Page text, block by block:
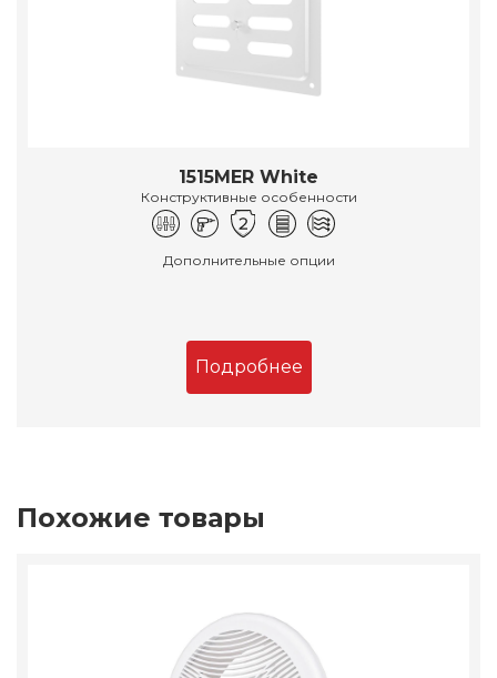
1515MER White
Конструктивные особенности
Дополнительные опции
Подробнее
Похожие товары